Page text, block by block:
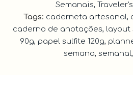
Semanais,
Tags: caderneta artesanal,
caderno de anotações, layout
90g, papel sulfite 120g,
semana, semanal,